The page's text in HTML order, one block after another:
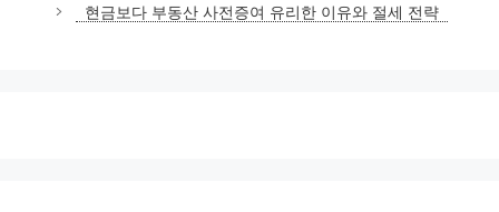
현금보다 부동산 사전증여 유리한 이유와 절세 전략